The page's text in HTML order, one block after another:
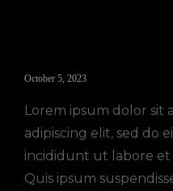
October 5, 2023
Lorem ipsum dolor sit
adipiscing elit, sed do
incididunt ut labore et
Quis ipsum